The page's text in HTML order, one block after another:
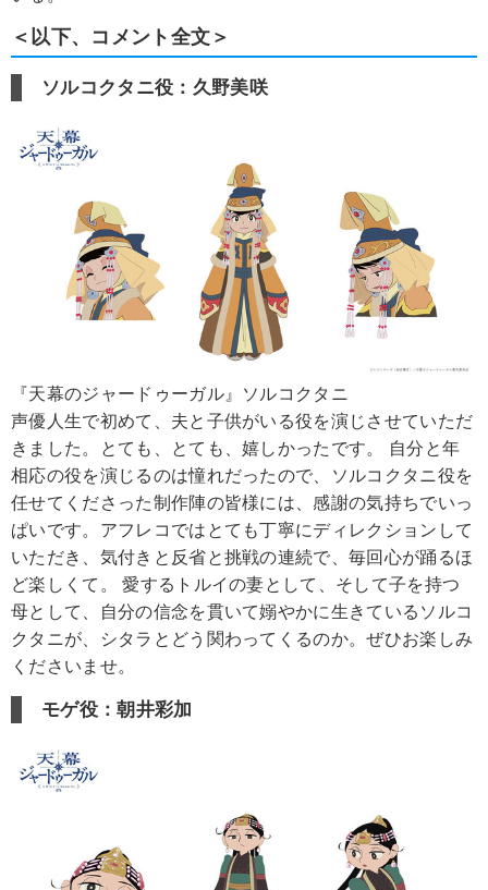
＜以下、コメント全文＞
ソルコクタニ役：久野美咲
『天幕のジャードゥーガル』ソルコクタニ
声優人生で初めて、夫と子供がいる役を演じさせていただ
きました。とても、とても、嬉しかったです。 自分と年
相応の役を演じるのは憧れだったので、ソルコクタニ役を
任せてくださった制作陣の皆様には、感謝の気持ちでいっ
ぱいです。アフレコではとても丁寧にディレクションして
いただき、気付きと反省と挑戦の連続で、毎回心が踊るほ
ど楽しくて。 愛するトルイの妻として、そして子を持つ
母として、自分の信念を貫いて嫋やかに生きているソルコ
クタニが、シタラとどう関わってくるのか。ぜひお楽しみ
くださいませ。
モゲ役：朝井彩加